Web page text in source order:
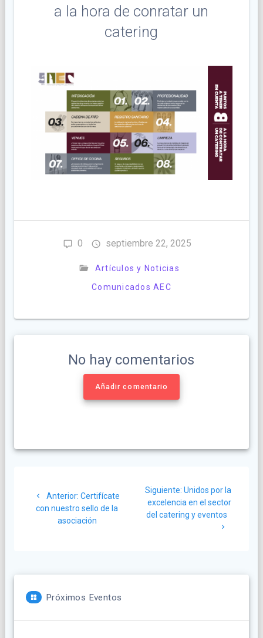
a la hora de conratar un
catering
0 septiembre 22, 2025
Artículos y Noticias
Comunicados AEC
No hay comentarios
Añadir comentario
entradas
Anterior: Post
anterior:
Certifícate
con nuestro sello de la
asociación
Siguiente: Siguiente
post:
Unidos por la
excelencia en el sector
del catering y eventos
Próximos Eventos